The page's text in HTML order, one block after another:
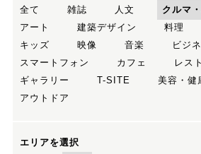
全て
雑誌 人文
クルマ
アート
建築デザイン 料理
キッズ
映像 音楽
ビジ
スマートフォン
カフェ レス
ギャラリー
T-SITE 美容・健
アウトドア
エリアを選択